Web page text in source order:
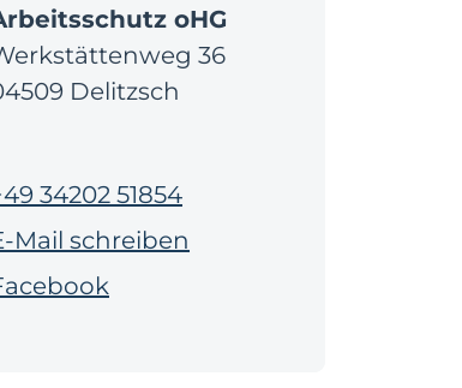
oHG
36
Delitzsch
34202 51854
Mail schreiben